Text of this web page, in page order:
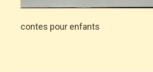
contes pour enfants